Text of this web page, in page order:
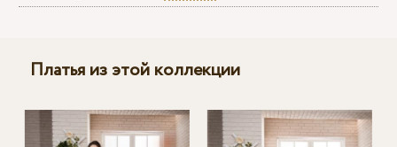
Платья из этой коллекции